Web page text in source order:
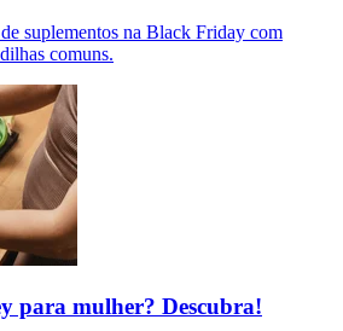
suplementos na Black Friday com
comuns.
para mulher? Descubra!